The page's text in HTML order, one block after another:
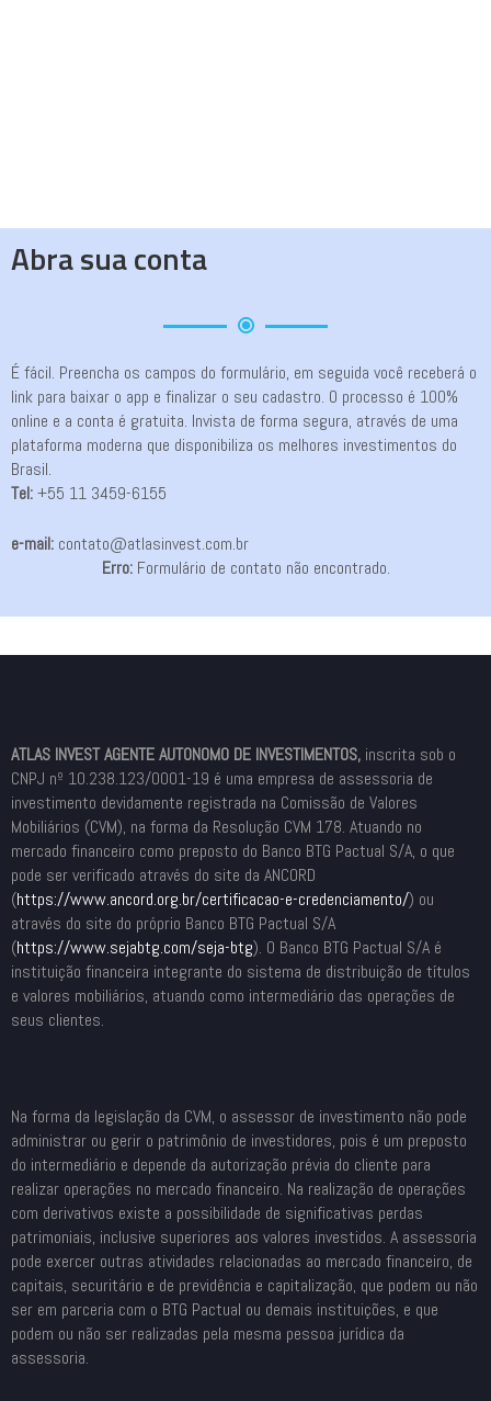
Abra sua conta
É fácil. Preencha os campos do formulário, em seguida você receberá o
link para baixar o app e finalizar o seu cadastro. O processo é 100%
online e a conta é gratuita. Invista de forma segura, através de uma
plataforma moderna que disponibiliza os melhores investimentos do
Brasil.
Tel:+55 11 3459-6155
e-mail: contato@atlasinvest.com.br
Erro:Formulário de contato não encontrado.
ATLAS INVEST AGENTE AUTONOMO DE INVESTIMENTOS, inscrita sob o
CNPJ nº 10.238.123/0001-19 é uma empresa de assessoria de
investimento devidamente registrada na Comissão de Valores
Mobiliários (CVM), na forma da Resolução CVM 178. Atuando no
mercado financeiro como preposto do Banco BTG Pactual S/A, o que
pode ser verificado através do site da ANCORD
(https://www.ancord.org.br/certificacao-e-credenciamento/) ou
através do site do próprio Banco BTG Pactual S/A
(https://www.sejabtg.com/seja-btg). O Banco BTG Pactual S/A é
instituição financeira integrante do sistema de distribuição de títulos
e valores mobiliários, atuando como intermediário das operações de
seus clientes.
Na forma da legislação da CVM, o assessor de investimento não pode
administrar ou gerir o patrimônio de investidores, pois é um preposto
do intermediário e depende da autorização prévia do cliente para
realizar operações no mercado financeiro. Na realização de operações
com derivativos existe a possibilidade de significativas perdas
patrimoniais, inclusive superiores aos valores investidos. A assessoria
pode exercer outras atividades relacionadas ao mercado financeiro, de
capitais, securitário e de previdência e capitalização, que podem ou não
ser em parceria com o BTG Pactual ou demais instituições, e que
podem ou não ser realizadas pela mesma pessoa jurídica da
assessoria.